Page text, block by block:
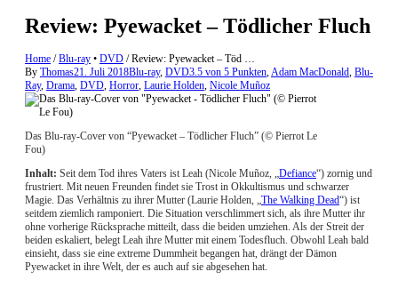
Review: Pyewacket – Tödlicher Fluch
Home /Blu-ray • DVD /Review: Pyewacket – Töd …
By Thomas21. Juli 2018Blu-ray, DVD3.5 von 5 Punkten,Adam MacDonald, Blu-
Ray, Drama, DVD, Horror, Laurie Holden, Nicole Muñoz
Das Blu-ray-Cover von “Pyewacket – Tödlicher Fluch” (© Pierrot Le
Fou)
Inhalt: Seit dem Tod ihres Vaters ist Leah (Nicole Muñoz, „Defiance“) zornig und
frustriert. Mit neuen Freunden findet sie Trost in Okkultismus und schwarzer
Magie. Das Verhältnis zu ihrer Mutter (Laurie Holden, „The Walking Dead“) ist
seitdem ziemlich ramponiert. Die Situation verschlimmert sich, als ihre Mutter ihr
ohne vorherige Rücksprache mitteilt, dass die beiden umziehen. Als der Streit der
beiden eskaliert, belegt Leah ihre Mutter mit einem Todesfluch. Obwohl Leah bald
einsieht, dass sie eine extreme Dummheit begangen hat, drängt der Dämon
Pyewacket in ihre Welt, der es auch auf sie abgesehen hat.